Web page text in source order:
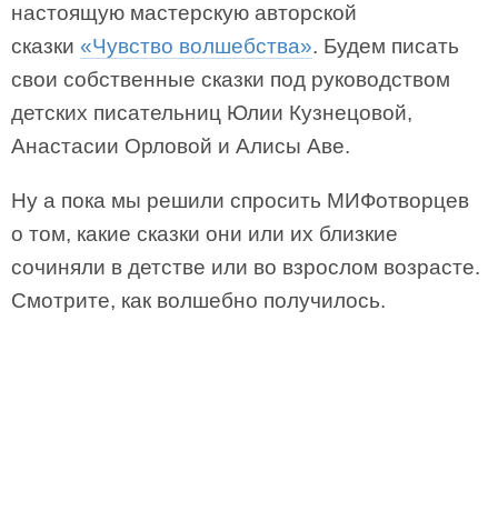
настоящую мастерскую авторской
сказки «Чувство волшебства». Будем писать
свои собственные сказки под руководством
детских писательниц Юлии Кузнецовой,
Анастасии Орловой и Алисы Аве.
Ну а пока мы решили спросить МИФотворцев
о том, какие сказки они или их близкие
сочиняли в детстве или во взрослом возрасте.
Смотрите, как волшебно получилось.